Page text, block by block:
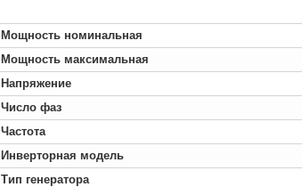
Мощность номинальная
Мощность максимальная
Напряжение
Число фаз
Частота
Инверторная модель
Тип генератора